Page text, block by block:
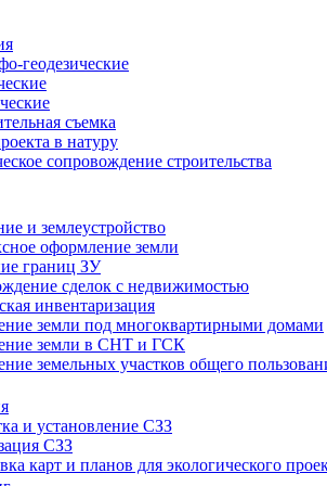
геодезические
съемка
в натуру
сопровождение строительства
и землеустройство
оформление земли
границ ЗУ
сделок с недвижимостью
инвентаризация
земли под многоквартирными домами
земли в СНТ и ГСК
земельных участков общего
и установление СЗЗ
СЗЗ
карт и планов для экологического